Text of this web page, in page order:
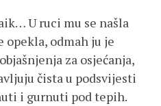
U ruci mu se našla
opekla, odmah ju je
za osjećanja,
čista u podsvijesti
i gurnuti pod tepih.